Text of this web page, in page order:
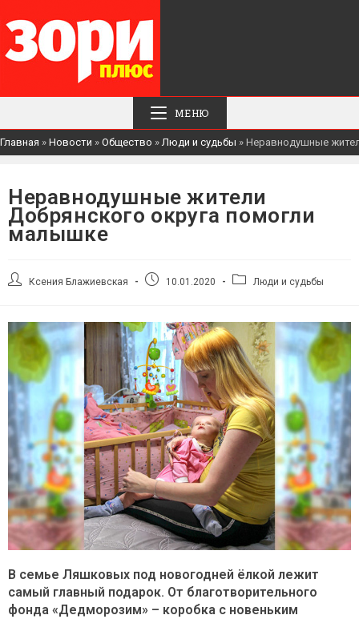
МЕНЮ
Главная » Новости » Общество »Люди и судьбы » Неравнодушные
Неравнодушные жители
Добрянского округа помогли
малышке
АвторКсения Блажиевская
Запись10.01.2020
РубрикаЛюди и судьбы
В семье Ляшковых под новогодней ёлкой лежит
самый главный подарок. От благотворительного
фонда «Дедморозим» – коробка с новеньким